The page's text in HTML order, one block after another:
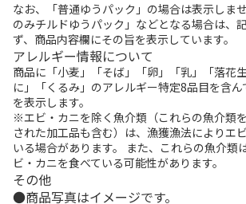
なお、「普通ゆうパック」の場合は表示しま
のみチルドゆうパック」などとなる場合は、
ず、商品内容欄にその旨を表示しています。
アレルギー情報について
商品に「小麦」「そば」「卵」「乳」「落花
に」「くるみ」のアレルギー特定8品目を含
を表示します。
※エビ・カニを除く魚介類（これらの魚介類
された加工品も含む）は、漁獲漁法によりエ
いる場合があります。 また、これらの魚介類
ビ・カニを食べている可能性があります。
その他
商品写真はイメージです。